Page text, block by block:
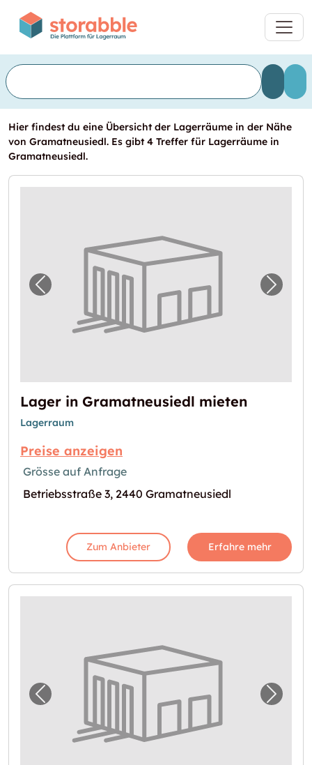
Hier findest du eine Übersicht der Lagerräume in der Nähe
von Gramatneusiedl. Es gibt 4 Treffer für Lagerräume in
Gramatneusiedl.
Vorheriges Bild für "Lager in
Lager in Gramatneusiedl mieten
Lagerraum
Preise anzeigen
Grösse auf Anfrage
Betriebsstraße 3, 2440 Gramatneusiedl
Zum Anbieter Erfahre mehr
Vorheriges Bild für "In Reisenberg Lager